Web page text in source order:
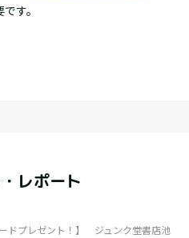
す。
レポート
ードプレゼント！】 ジュンク堂書店池